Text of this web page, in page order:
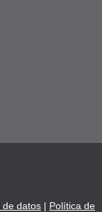
de datos | Política de